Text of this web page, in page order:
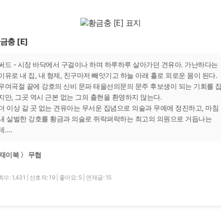
충 [E]
드 - 시장 바닥에서 구걸이나 하며 하루하루 살아가던 견유아. 가난하다는
유로 내 집, 내 형제, 친구마저 빼앗기고 하늘 아래 홀로 외로운 몸이 된다.
여곡절 끝에 강호의 신비 문파 태을선의문의 문주 후보생이 되는 기회를
만, 그곳 역시 근본 없는 그의 출현을 환영하지 않는다.
이상 갈 곳 없는 견유아는 무서운 집념으로 의술과 무예에 정진하고, 마침
살벌한 강호를 황금과 의술로 쥐락펴락하는 최고의 의원으로 거듭나는
….
이북 〉 무협
수: 1,431 선호작: 19 좋아요: 5 연재글: 15